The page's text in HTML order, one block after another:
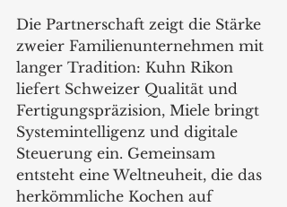
Die Partnerschaft zeigt die Stärke
zweier Familienunternehmen mit
langer Tradition: Kuhn Rikon
liefert Schweizer Qualität und
Fertigungspräzision, Miele bringt
Systemintelligenz und digitale
Steuerung ein. Gemeinsam
entsteht eine Weltneuheit, die das
herkömmliche Kochen auf